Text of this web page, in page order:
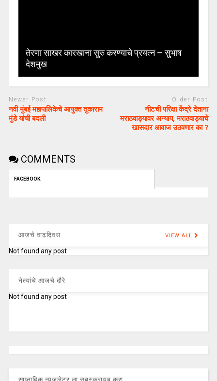
तेरणा साखर कारखाना सुरु करण्याचे प्रयत्न – सुभाष
देशमुख
Newer Post
नवी मुंबई महापालिकेचे आयुक्त तुकाराम
मुंडे यांची बदली
Older Post
नीटची परिक्षा केंद्रे देताना
मराठवाड्यावर अन्याय, मराठवाड्याचे
खासदार आवाज उठवणार का ?
COMMENTS
FACEBOOK:
आजचे वाढदिवस VIEW ALL
Not found any post
नेत्यांचे आजचे दौरे
Not found any post